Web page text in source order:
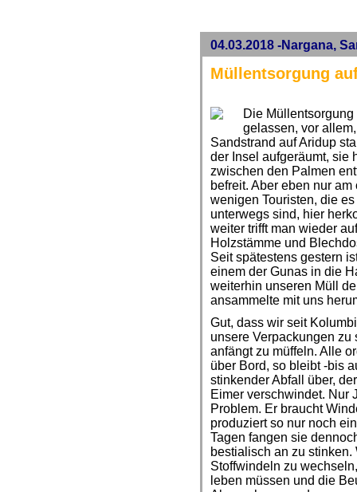
04.03.2018 -Nargana,
Müllentsorgung
Die
gelassen, vor
Sandstrand auf Aridup
der Insel aufgeräumt, sie
zwischen den Palmen
befreit. Aber eben nur
wenigen Touristen, die
unterwegs sind, hier
weiter trifft man wieder
Holzstämme und
Seit spätestens gestern
einem der Gunas in die
weiterhin unseren Müll
ansammelte mit uns
Gut, dass wir seit
unsere Verpackungen
anfängt zu müffeln. Alle
über Bord, so bleibt -bis
stinkender Abfall über,
Eimer verschwindet. Nur
Problem. Er braucht
produziert so nur noch
Tagen fangen sie
bestialisch an zu
Stoffwindeln zu
leben müssen und die